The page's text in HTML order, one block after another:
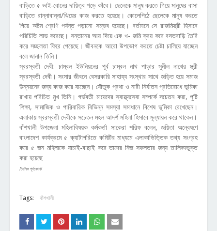
বাড়িতে ৫ ভাই-বোনের দায়িত্ব পড়ে কাঁধে। ছেলেকে মানুষ করতে গিয়ে মানুষের বাসা
বাড়িতে রান্নাবান্না/ঝিয়ের কাজ করতে হয়েছে। কোলেপিঠে ছেলেকে মানুষ করতে
গিয়ে অষ্টম শ্রেণি পর্যন্ত পড়ানো সম্ভব হয়েছে। বর্তমানে সে রাজমিস্ত্রী হিসাবে
পরিচিতি লাভ করেছে। সন্তানের আয় দিয়ে এক খ- জমি ক্রয় করে বসতবাড়ি তৈরি
করে সচ্ছলতা ফিরে পেয়েছে। জীবনকে আরো উপভোগ করতে চেষ্টা চালিয়ে যাচ্ছেন
বলে জানান তিনি।
স্বরস্বতী দেবী: চাম্বল ইউনিয়নের পূর্ব চাম্বল নাথ পাড়ার সুনীল নাথের স্ত্রী
স্বরস্বতী দেবী। সংসার জীবনে বেসরকারি সাহায্য সংস্থার সাথে জড়িত হয়ে সমাজ
উন্নয়নের জন্য কাজ করে যাচ্ছেন। যৌতুক প্রথা ও নারী নির্যাতন প্রতিরোধে ভূমিকা
রাখায় পরিচিত মুখ তিনি। গর্ভবতী মায়েদের স্বাস্থ্যসেবা সম্পর্কে সচেতন করা, পুষ্টি
শিক্ষা, সামাজিক ও পারিবারিক বিভিন্ন সমস্যা সমাধানে বিশেষ ভূমিকা রেখেছেন।
এলাকায় স্বরস্বতী দেবীকে সচেতন মহল আদর্শ মহিলা হিসাবে মূল্যায়ন করে থাকেন।
বাঁশখালী উপজেলা মহিলাবিষয়ক কর্মকর্তা সাকেরা শরিফ বলেন, জয়িতা অন্বেষণে
বাংলাদেশ কার্যক্রমে ৫ ক্যাটাগরিতে কমিটির মাধ্যমে এলাকাভিত্তিক তথ্য সংগ্রহ
করে ৫ জন মহিলাকে যাচাই-বাছাই করে তাদের নিজ সফলতার জন্য তালিকাভুক্ত
করা হয়েছে
/দৈনিক পূর্বকোণ/
Tags: বাঁশখালী